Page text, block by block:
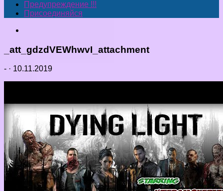
Предупреждение !!!
Присоединяйся
_att_gdzdVEWhwvI_attachment
- · 10.11.2019